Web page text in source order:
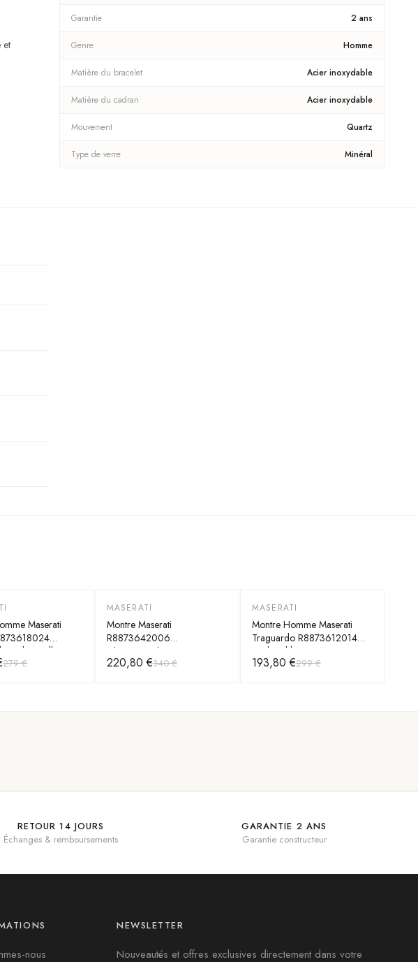
et
Garantie 2 ans
Genre Homme
Matière du bracelet Acier inoxydable
Matière du cadran Acier inoxydable
Mouvement Quartz
Type de verre Minéral
Maserati
maillons
279 €
-35%
MASERATI
Montre Maserati
R8873642006
Chronographe en Acier
Inoxydable et Cadran Bleu
220,80 €340 €
-35%
MASERATI
Montre Homme Maserati
Traguardo R8873612014
Cadran bleu nuit
193,80 €299 €
RETOUR 14 JOURS
Échanges & remboursements
GARANTIE 2 ANS
Garantie constructeur
nous
NEWSLETTER
Nouveautés et offres exclusives directement dans votre